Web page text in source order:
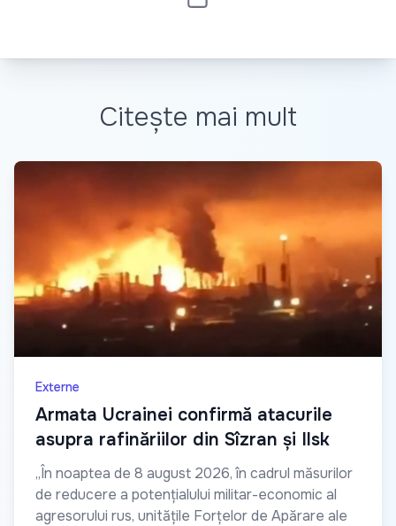
Citește mai mult
Externe
Armata Ucrainei confirmă atacurile
asupra rafinăriilor din Sîzran și Ilsk
„În noaptea de 8 august 2026, în cadrul măsurilor
de reducere a potențialului militar-economic al
agresorului rus, unitățile Forțelor de Apărare ale